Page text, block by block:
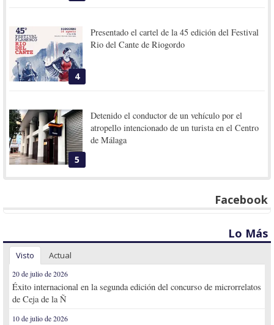
4
Presentado el cartel de la 45 edición del Festival
Rio del Cante de Riogordo
5
Detenido el conductor de un vehículo por el
atropello intencionado de un turista en el Centro
de Málaga
Facebook
Lo Más
Visto Actual
20 de julio de 2026
Éxito internacional en la segunda edición del concurso de microrrelatos
de Ceja de la Ñ
10 de julio de 2026